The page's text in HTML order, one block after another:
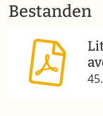
Bestanden